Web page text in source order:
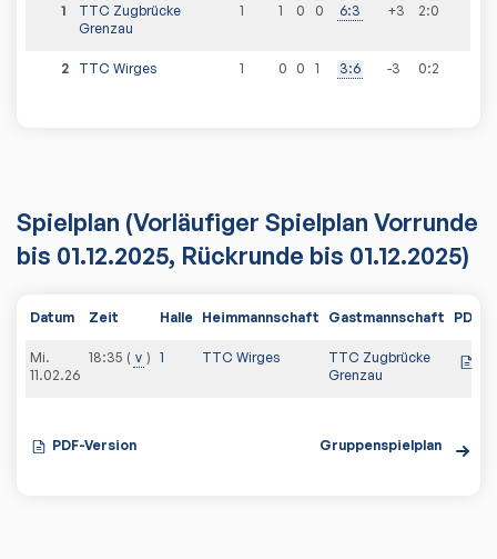
1
TTC Zugbrücke
Grenzau
1 1 0 0 6:3 +3 2:0
2 TTC Wirges 1 0 0 1 3:6 -3 0:2
Spielplan (Vorläufiger Spielplan Vorrunde
bis 01.12.2025, Rückrunde bis 01.12.2025)
Datum Zeit Halle Heimmannschaft Gastmannschaft PDF
Mi.
11.02.26
18:35 v 1 TTC Wirges
TTC Zugbrücke
Grenzau
PDF-Version Gruppenspielplan